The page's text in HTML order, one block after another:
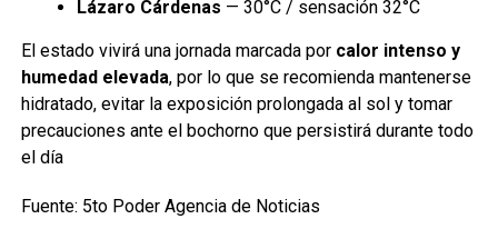
Lázaro Cárdenas — 30°C / sensación 32°C
El estado vivirá una jornada marcada por calor intenso y
humedad elevada, por lo que se recomienda mantenerse
hidratado, evitar la exposición prolongada al sol y tomar
precauciones ante el bochorno que persistirá durante todo
el día
Fuente: 5to Poder Agencia de Noticias